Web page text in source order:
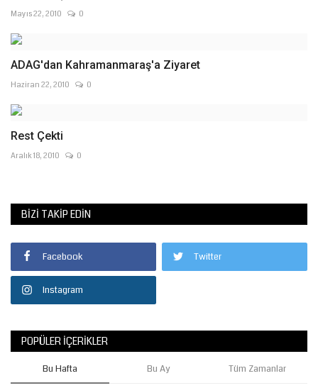
Mayıs 22, 2010 0
ADAG'dan Kahramanmaraş'a Ziyaret
Haziran 22, 2010 0
Rest Çekti
Aralık 18, 2010 0
BIZI TAKIP EDIN
Facebook Twitter
Instagram
POPÜLER İÇERIKLER
Bu Hafta Bu Ay Tüm Zamanlar